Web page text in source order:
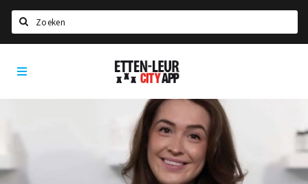
Home
Agenda
Nieuws, interviews & blogs
Etten-
Leur
App